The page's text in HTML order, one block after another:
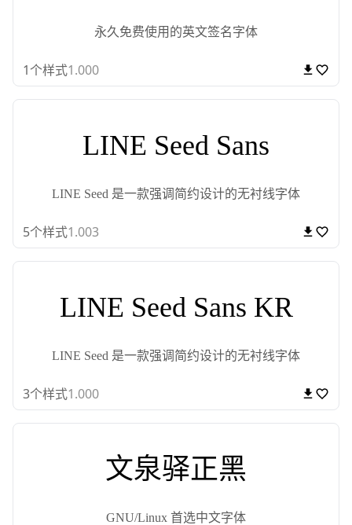
永久免费使用的英文签名字体
1个样式1.000
LINE Seed Sans
LINE Seed 是一款强调简约设计的无衬线字体
5个样式1.003
LINE Seed Sans KR
LINE Seed 是一款强调简约设计的无衬线字体
3个样式1.000
文泉驿正黑
GNU/Linux 首选中文字体